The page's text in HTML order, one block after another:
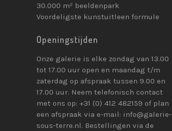
30.000 m² beeldenpark
Voordeligste kunstuitleen formule
Openingstijden
Onze galerie is elke zondag van 13.00
tot 17.00 uur open en maandag t/m
zaterdag op afspraak tussen 9.00 en
17.00 uur. Neem telefonisch contact
met ons op: +31 (0) 412 482159 of plan
een afspraak via e-mail: info@galerie-
sous-terre.nl. Bestellingen via de